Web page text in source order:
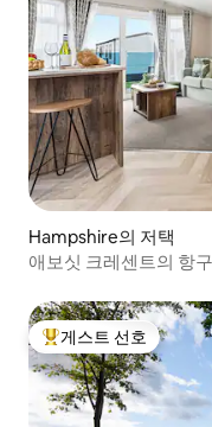
Hampshire의 저택
애보싯 크레센트의 항
상위 게스트 선호
게스트 선호